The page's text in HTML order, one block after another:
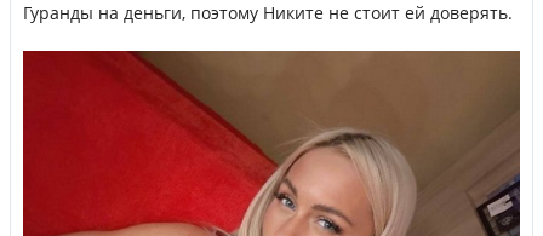
Гуранды на деньги, поэтому Никите не стоит ей доверять.